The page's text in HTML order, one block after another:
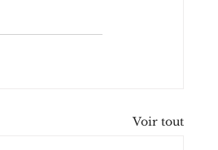
Voir tout